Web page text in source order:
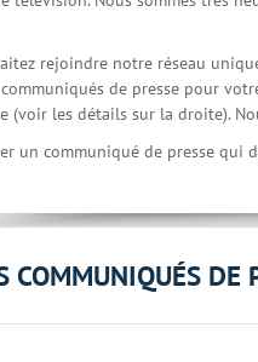
rejoindre notre réseau
de presse pour
(voir les détails sur la droite).
un communiqué de presse qui
COMMUNIQUÉS DE